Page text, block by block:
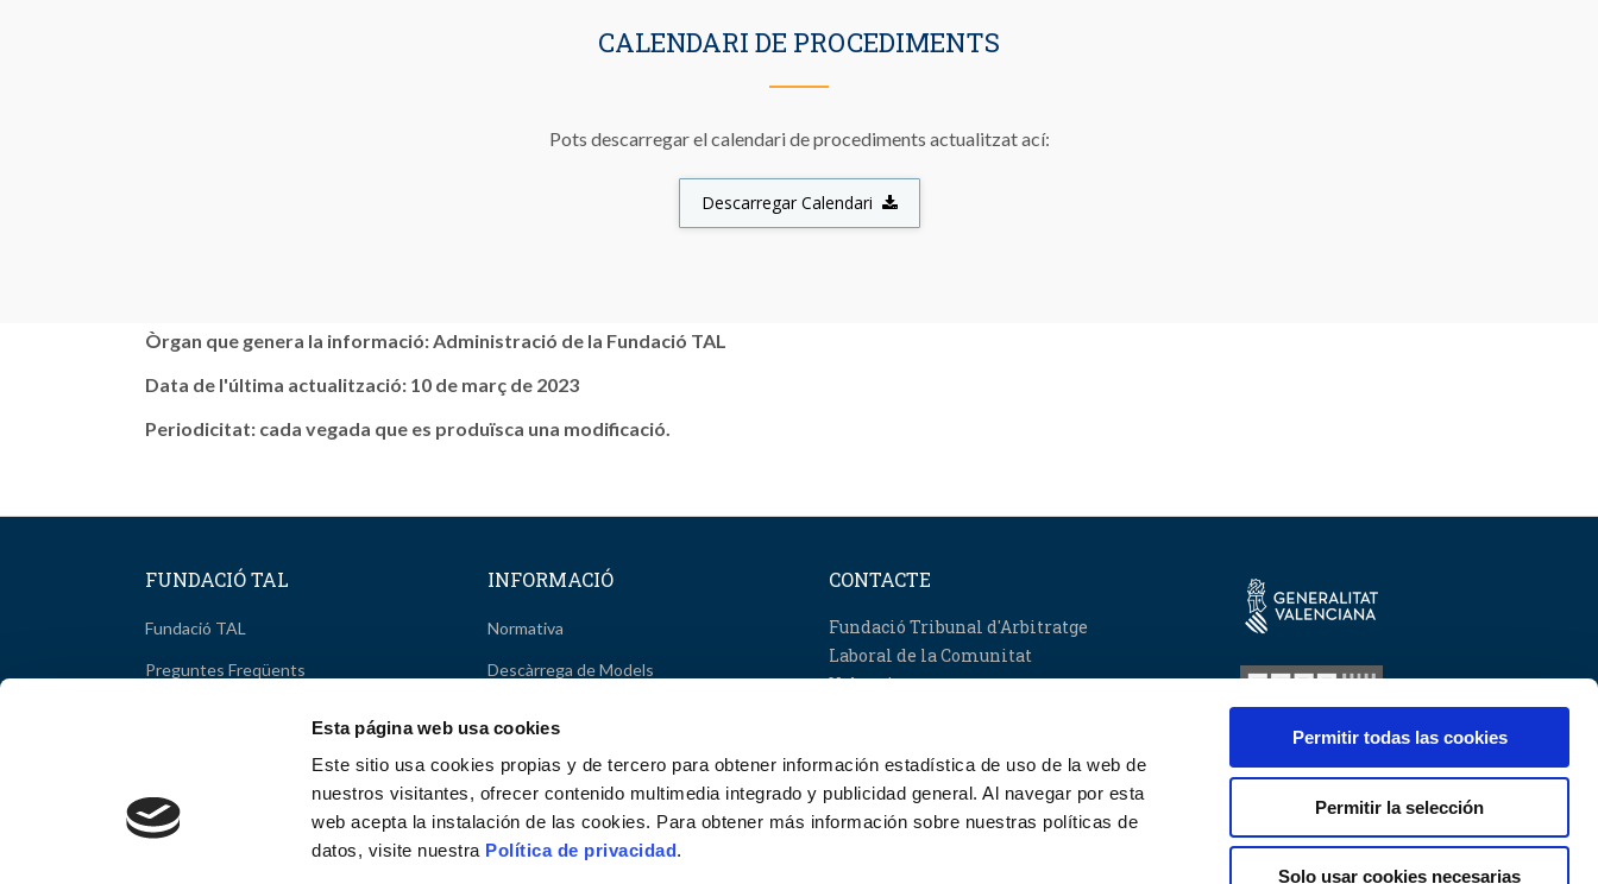
Esta página web usa cookies
Este sitio usa cookies propias y de tercero para obtener información estadística de uso de la web de
nuestros visitantes, ofrecer contenido multimedia integrado y publicidad general. Al navegar por esta
web acepta la instalación de las cookies. Para obtener más información sobre nuestras políticas de
datos, visite nuestra Política de privacidad.
Permitir todas las cookies
Permitir la selección
Solo usar cookies necesarias
CALENDARI DE PROCEDIMENTS
Pots descarregar el calendari de procediments actualitzat ací:
Descarregar Calendari
Òrgan que genera la informació: Administració de la Fundació TAL
Data de l'última actualització: 10 de març de 2023
Periodicitat: cada vegada que es produïsca una modificació.
FUNDACIÓ TAL
Fundació TAL
Preguntes Freqüents
Comissió Tècnica
Comité Seguiment ASAC-CV
INFORMACIÓ
Normativa
Descàrrega de Models
Informació sobre contractació pública
CONTACTE
Fundació Tribunal d'Arbitratge
Laboral de la Comunitat
Valenciana
965 145 189 (Alacant)
961 922 444 (Castelló)